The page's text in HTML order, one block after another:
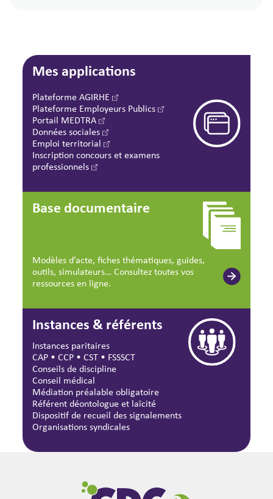
Mes applications
Plateforme AGIRHE
Plateforme Employeurs Publics
Portail MEDTRA
Données sociales
Emploi territorial
Inscription concours et examens
professionnels
Base documentaire
Modèles d’acte, fiches thématiques, guides,
outils, simulateurs… Consultez toutes vos
ressources en ligne.
Instances & référents
Instances paritaires
CAP •CCP •CST • FSSSCT
Conseils de discipline
Conseil médical
Médiation préalable obligatoire
Référent déontologue et laïcité
Dispositif de recueil des signalements
Organisations syndicales